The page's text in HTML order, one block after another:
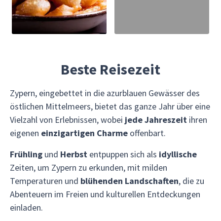
Beste Reisezeit
Zypern, eingebettet in die azurblauen Gewässer des
östlichen Mittelmeers, bietet das ganze Jahr über eine
Vielzahl von Erlebnissen, wobei jede Jahreszeit ihren
eigenen einzigartigen Charme offenbart.
Frühling und Herbst entpuppen sich als idyllische
Zeiten, um Zypern zu erkunden, mit milden
Temperaturen und blühenden Landschaften, die zu
Abenteuern im Freien und kulturellen Entdeckungen
einladen.